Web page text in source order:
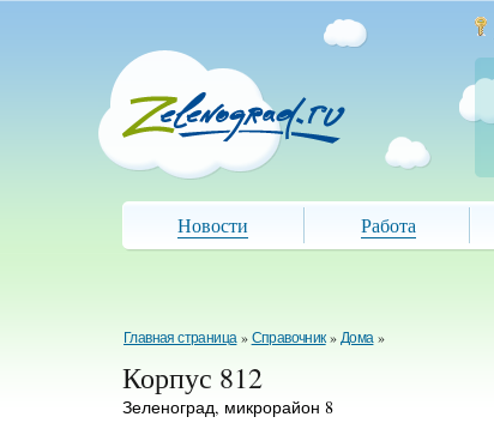
Новости Работа
Главная страница »Справочник » Дома »
Корпус 812
Зеленоград, микрорайон 8